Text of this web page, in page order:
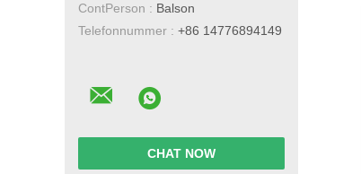
ContPerson : Balson
Telefonnummer : +86 14776894149
CHAT NOW